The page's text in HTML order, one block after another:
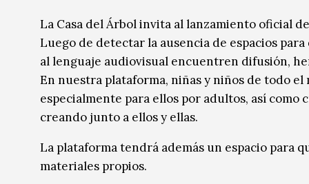
Música
Música
Sin categoríaSin categoría
La Casa del Árbol invita al lanzamiento oficial
Luego de detectar la ausencia de espacios
al lenguaje audiovisual encuentren difusión,
En nuestra plataforma, niñas y niños de todo
especialmente para ellos por adultos, así
creando junto a ellos y ellas.
La plataforma tendrá además un espacio para
materiales propios.